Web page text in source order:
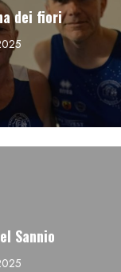
dei fiori
Sannio